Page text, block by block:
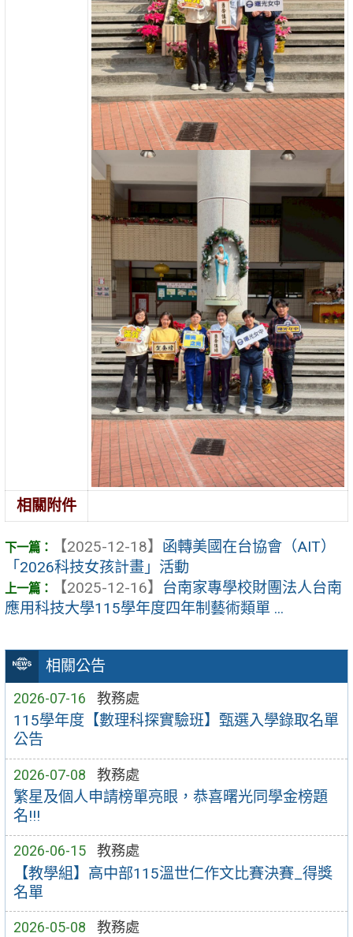
相關公告
2026-07-16 教務處
115學年度【數理科探實驗班】甄選入學錄取名單
公告
2026-07-08 教務處
繁星及個人申請榜單亮眼，恭喜曙光同學金榜題
名!!!
2026-06-15 教務處
【教學組】高中部115溫世仁作文比賽決賽_得獎
名單
2026-05-08 教務處
相關附件
【2025-12-18】 函轉美國在台協會（AIT）
「2026科技女孩計畫」活動
【2025-12-16】 台南家專學校財團法人台南
應用科技大學115學年度四年制藝術類單 ...